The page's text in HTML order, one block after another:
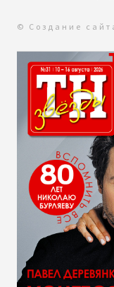
© Создание